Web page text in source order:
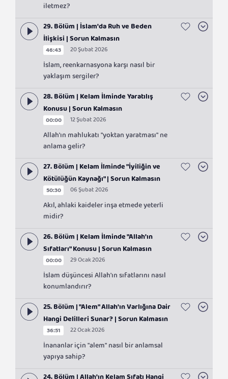
iletmez?
29. Bölüm | İslam'da Ruh ve Beden
İlişkisi | Sorun Kalmasın
46:43 20 Şubat 2026
İslam, reenkarnasyona karşı nasıl bir
yaklaşım sergiler?
28. Bölüm | Kelam İlminde Yaratılış
Konusu | Sorun Kalmasın
00:00 12 Şubat 2026
Allah'ın mahlukatı "yoktan yaratması" ne
anlama gelir?
27. Bölüm | Kelam İlminde "İyiliğin ve
Kötülüğün Kaynağı" | Sorun Kalmasın
50:30 06 Şubat 2026
Akıl, ahlaki kaideler inşa etmede yeterli
midir?
26. Bölüm | Kelam İlminde "Allah'ın
Sıfatları" Konusu | Sorun Kalmasın
00:00 29 Ocak 2026
İslam düşüncesi Allah'ın sıfatlarını nasıl
konumlandırır?
25. Bölüm | "Alem" Allah'ın Varlığına Dair
Hangi Delilleri Sunar? | Sorun Kalmasın
36:51 22 Ocak 2026
İnananlar için "alem" nasıl bir anlamsal
yapıya sahip?